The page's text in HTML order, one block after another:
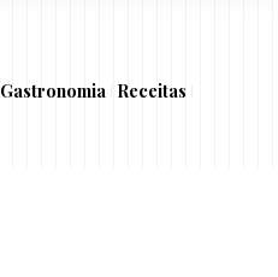
Gastronomia Receitas